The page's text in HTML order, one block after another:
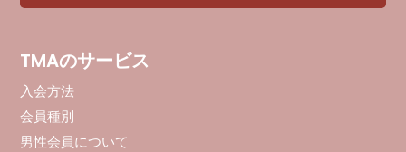
TMAのサービス
入会方法
会員種別
男性会員について